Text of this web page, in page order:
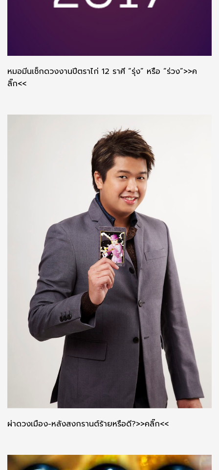
หมอมีนเช็กดวงงานปีตราไก่ 12 ราศี “รุ่ง” หรือ “ร่วง”>>ค
ลิ๊ก<<
ผ่าดวงเมือง-หลังสงกรานต์ร้ายหรือดี?>>คลิ๊ก<<